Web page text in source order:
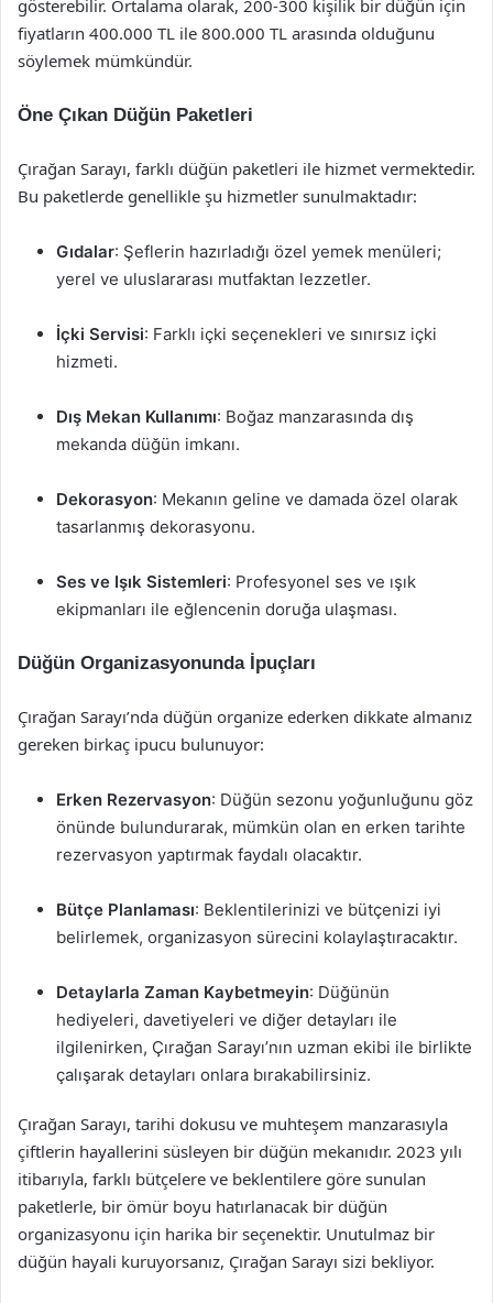
gösterebilir. Ortalama olarak, 200-300 kişilik bir düğün için
fiyatların 400.000 TL ile 800.000 TL arasında olduğunu
söylemek mümkündür.
Öne Çıkan Düğün Paketleri
Çırağan Sarayı, farklı düğün paketleri ile hizmet vermektedir.
Bu paketlerde genellikle şu hizmetler sunulmaktadır:
Gıdalar: Şeflerin hazırladığı özel yemek menüleri;
yerel ve uluslararası mutfaktan lezzetler.
İçki Servisi: Farklı içki seçenekleri ve sınırsız içki
hizmeti.
Dış Mekan Kullanımı: Boğaz manzarasında dış
mekanda düğün imkanı.
Dekorasyon: Mekanın geline ve damada özel olarak
tasarlanmış dekorasyonu.
Ses ve Işık Sistemleri: Profesyonel ses ve ışık
ekipmanları ile eğlencenin doruğa ulaşması.
Düğün Organizasyonunda İpuçları
Çırağan Sarayı’nda düğün organize ederken dikkate almanız
gereken birkaç ipucu bulunuyor:
Erken Rezervasyon: Düğün sezonu yoğunluğunu göz
önünde bulundurarak, mümkün olan en erken tarihte
rezervasyon yaptırmak faydalı olacaktır.
Bütçe Planlaması: Beklentilerinizi ve bütçenizi iyi
belirlemek, organizasyon sürecini kolaylaştıracaktır.
Detaylarla Zaman Kaybetmeyin: Düğünün
hediyeleri, davetiyeleri ve diğer detayları ile
ilgilenirken, Çırağan Sarayı’nın uzman ekibi ile birlikte
çalışarak detayları onlara bırakabilirsiniz.
Çırağan Sarayı, tarihi dokusu ve muhteşem manzarasıyla
çiftlerin hayallerini süsleyen bir düğün mekanıdır. 2023 yılı
itibarıyla, farklı bütçelere ve beklentilere göre sunulan
paketlerle, bir ömür boyu hatırlanacak bir düğün
organizasyonu için harika bir seçenektir. Unutulmaz bir
düğün hayali kuruyorsanız, Çırağan Sarayı sizi bekliyor.